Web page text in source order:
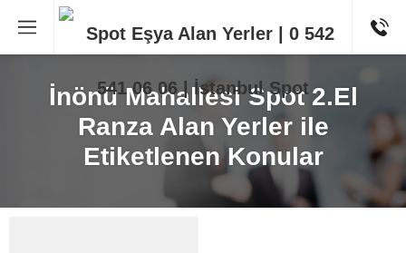
İnönü Mahallesi Spot 2.El
Ranza Alan Yerler ile
Etiketlenen Konular